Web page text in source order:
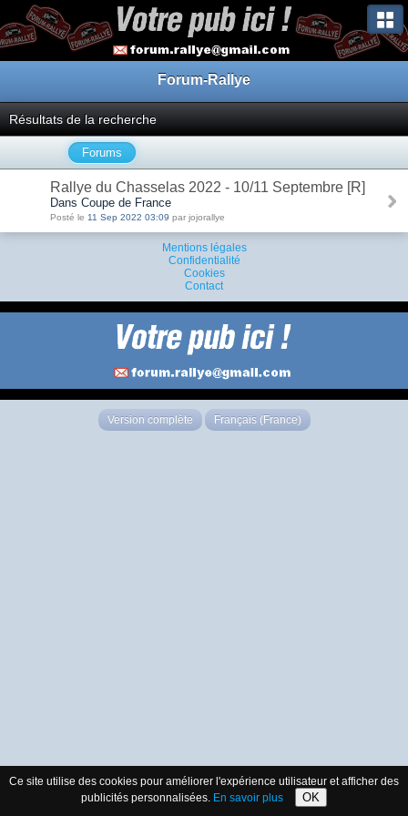
Forum-Rallye
Résultats de la recherche
Forums
Rallye du Chasselas 2022 - 10/11 Septembre [R]
Dans Coupe de France
Posté le 11 Sep 2022 03:09 par jojorallye
Mentions légales
Confidentialité
Cookies
Contact
Version complète Français (France)
Ce site utilise des cookies pour améliorer l'expérience utilisateur et afficher des
publicités personnalisées. En savoir plus OK